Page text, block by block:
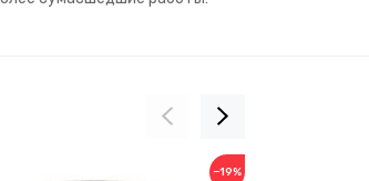
−19%